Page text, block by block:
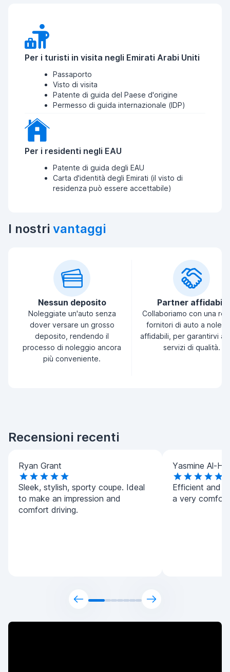
Per i turisti in visita negli Emirati Arabi Uniti
Passaporto
Visto di visita
Patente di guida del Paese d'origine
Permesso di guida internazionale (IDP)
Per i residenti negli EAU
Patente di guida degli EAU
Carta d'identità degli Emirati (il visto di
residenza può essere accettabile)
I nostri vantaggi
Nessun deposito
Noleggiate un'auto senza
dover versare un grosso
deposito, rendendo il
processo di noleggio ancora
più conveniente.
Partner affidabili
Collaboriamo con una
fornitori di auto a
affidabili, per garantirvi
servizi di qualità.
Recensioni recenti
Ryan Grant
Sleek, stylish, sporty coupe. Ideal
to make an impression and
comfort driving.
Yasmine Al-
Efficient and
a very